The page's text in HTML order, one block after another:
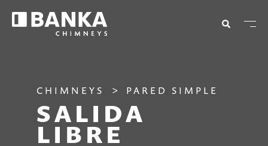
CHIMNEYS PARED SIMPLE
SALIDA
LIBRE